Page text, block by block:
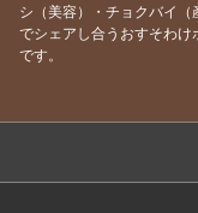
2026/06/10【6/21
ショッ
シ（美容）・チョクバイ（
でシェアし合うおすそわけ
です。